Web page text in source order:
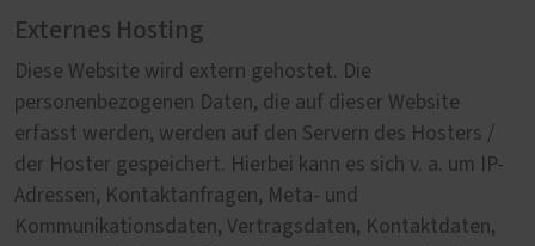
Externes Hosting
Diese Website wird extern gehostet. Die
personenbezogenen Daten, die auf dieser Website
erfasst werden, werden auf den Servern des Hosters /
der Hoster gespeichert. Hierbei kann es sich v. a. um IP-
Adressen, Kontaktanfragen, Meta- und
Kommunikationsdaten, Vertragsdaten, Kontaktdaten,